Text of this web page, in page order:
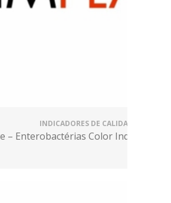
INDICADORES DE CALIDAD
– Enterobactérias Color Indicator